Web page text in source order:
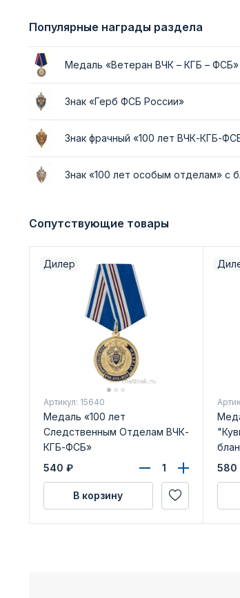
Популярные награды раздела
Медаль «Ветеран ВЧК – КГБ –
Знак «Герб ФСБ России»
Знак фрачный «100 лет ВЧК-КГБ-
Знак «100 лет особым отделам» с
Сопутствующие товары
Дилер
Артикул: 15640
Медаль «100 лет
Следственным Отделам ВЧК-
КГБ-ФСБ»
540 ₽
В корзину
580